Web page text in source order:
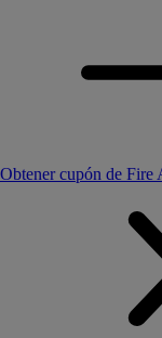
Obtener cupón de Fire